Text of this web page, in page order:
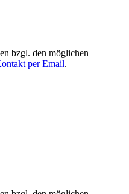
bzgl. den möglichen
per Email.